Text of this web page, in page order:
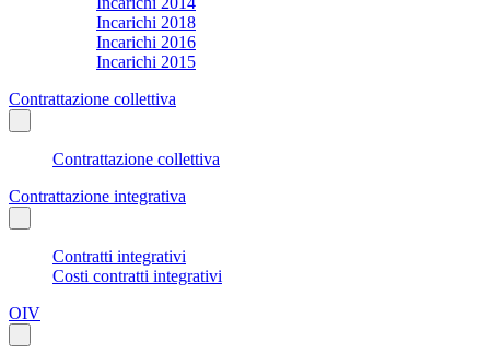
Incarichi 2018
Incarichi 2016
Incarichi 2015
Contrattazione collettiva
Contrattazione collettiva
Contrattazione integrativa
Contratti integrativi
Costi contratti integrativi
OIV